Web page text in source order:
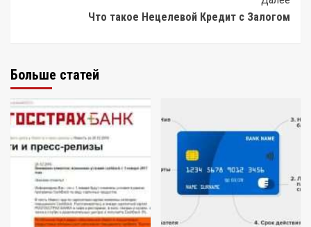
Что такое Нецелевой Кредит с Залогом
Больше статей